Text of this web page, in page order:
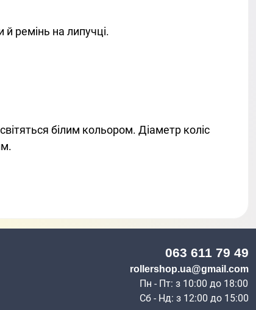
й ремінь на липучці.
білим кольором. Діаметр коліс
063 611 79 49
rollershop.ua@gmail.com
Пн - Пт: з 10:00 до 18:00
Сб - Нд: з 12:00 до 15:00